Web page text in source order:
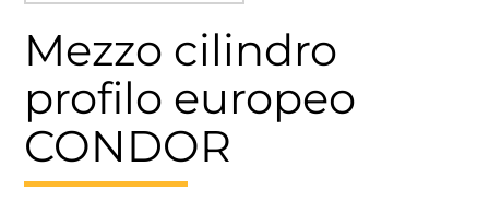
Mezzo cilindro
profilo europeo
CONDOR